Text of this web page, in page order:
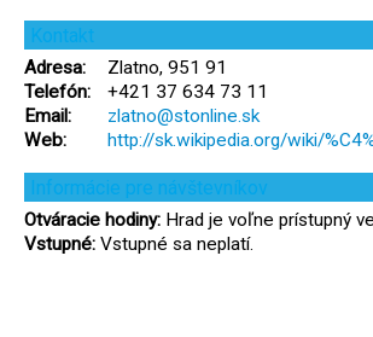
Kontakt
Adresa:
Zlatno, 951 91
Telefón:
+421 37 634 73 11
Email:
zlatno@stonline.sk
Web:
http://sk.wikipedia.org/wiki/
Informácie pre návštevníkov
Otváracie hodiny: Hrad je voľne prístupný
Vstupné: Vstupné sa neplatí.